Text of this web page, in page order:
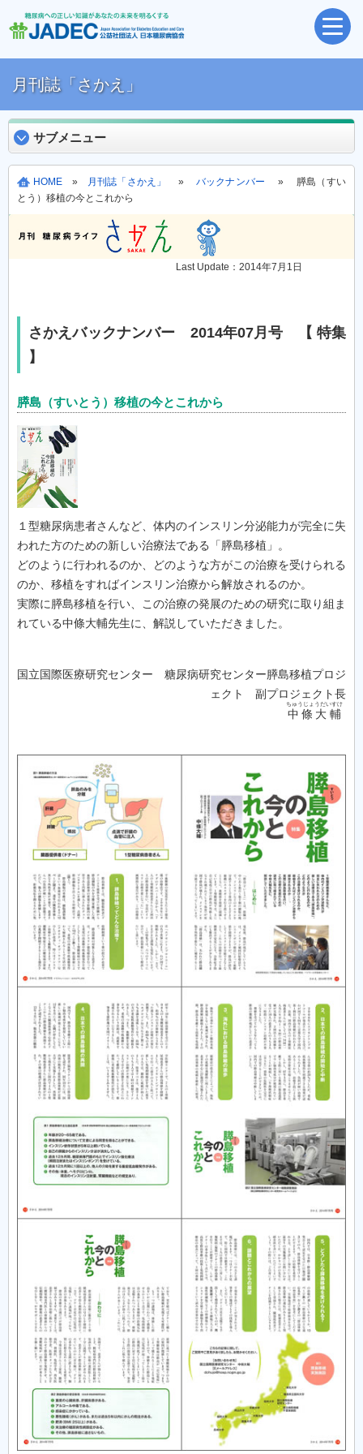
月刊誌「さかえ」
サブメニュー
HOME » 月刊誌「さかえ」 » バックナンバー » 膵島（すい
とう）移植の今とこれから
Last Update：2014年7月1日
さかえバックナンバー 2014年07月号 【 特集
】
膵島（すいとう）移植の今とこれから
１型糖尿病患者さんなど、体内のインスリン分泌能力が完全に失
われた方のための新しい治療法である「膵島移植」。
どのように行われるのか、どのような方がこの治療を受けられる
のか、移植をすればインスリン治療から解放されるのか。
実際に膵島移植を行い、この治療の発展のための研究に取り組ま
れている中條大輔先生に、解説していただきました。
国立国際医療研究センター 糖尿病研究センター膵島移植プロジ
ェクト 副プロジェクト長
中條大輔
ちゅうじょうだいすけ